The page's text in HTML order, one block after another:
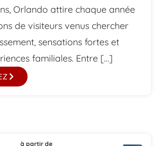
Orlando attire chaque année
de visiteurs venus chercher
sensations fortes et
familiales. Entre […]
à partir de